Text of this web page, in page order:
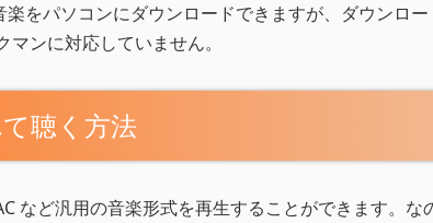
をパソコンにダウンロードできますが、ダウンロー
ンに対応していません。
聴く方法
など汎用の音楽形式を再生することができます。な